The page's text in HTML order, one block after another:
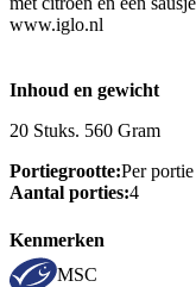
www.iglo.nl
Inhoud en gewicht
20 Stuks. 560 Gram
Portiegrootte:Per
Aantal porties:4
Kenmerken
MSC